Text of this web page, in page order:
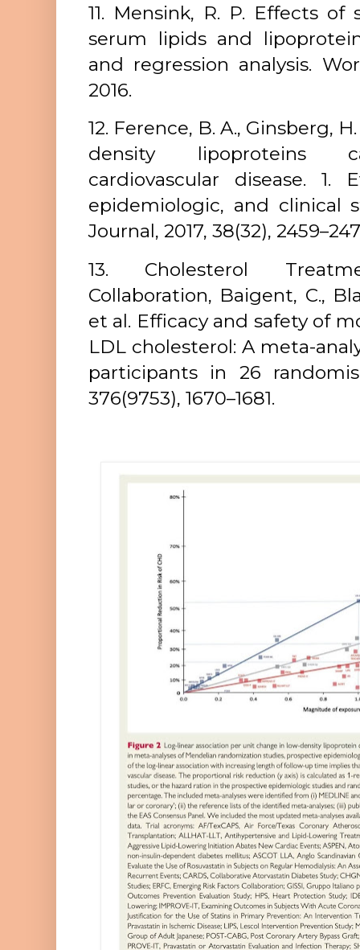
11. Mensink, R. P. Effects
serum lipids and
and regression analysis.
2016.
12. Ference, B. A., Ginsberg,
density lipoproteins
cardiovascular disease. 1.
epidemiologic, and clinical
Journal, 2017, 38(32),
13. Cholesterol
Collaboration, Baigent, C.,
et al. Efficacy and safety of
LDL cholesterol: A meta-
participants in 26
376(9753), 1670–1681.